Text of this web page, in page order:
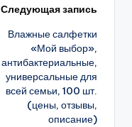
Следующая запись
Влажные салфетки
«Мой выбор»,
антибактериальные,
универсальные для
всей семьи, 100 шт.
(цены, отзывы,
описание)